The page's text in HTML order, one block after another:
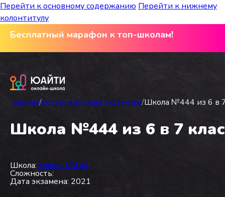
Перейти к основному содержанию Перейти к нижнему
колонтитулу
Бесплатный марафон к топ-школам!
Главная/Вступительные экзамены/Школа №444 из 6 в
Школа №444 из 6 в 7
Школа:Школа №444
Сложность:
Дата экзамена: 2021